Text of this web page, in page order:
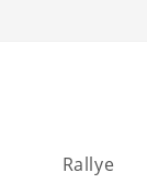
Rallye